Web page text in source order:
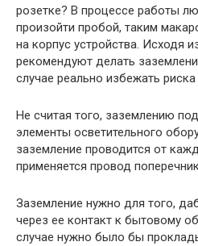
розетке? В процессе работы
произойти пробой, таким
на корпус устройства. Исходя
рекомендуют делать
случае реально избежать
Не считая того, заземлению
элементы осветительного
заземление проводится от
применяется провод
Заземление нужно для того,
через ее контакт к бытовому
случае нужно было бы